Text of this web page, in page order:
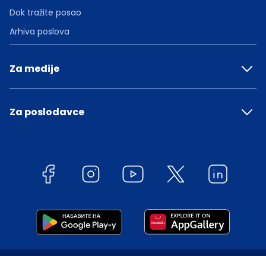
Dok tražite posao
Arhiva poslova
Za medije
Za poslodavce